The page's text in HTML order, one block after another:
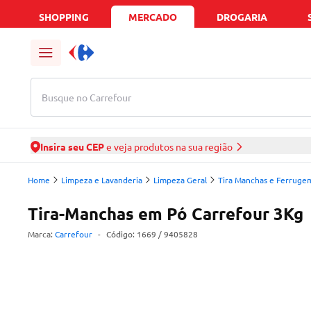
SHOPPING MERCADO DROGARIA
Busque no Carrefour
Insira seu CEPe veja produtos na sua região
Home Limpeza e Lavanderia Limpeza Geral Tira Manchas e
Tira-Manchas em Pó Carrefour 3Kg
Marca: Carrefour - Código: 1669 / 9405828